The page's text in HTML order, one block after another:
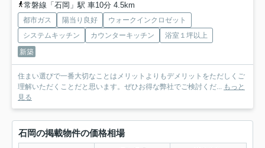
常磐線「石岡」駅 車10分 4.5km
都市ガス 陽当り良好
ウォークインクロゼット
システムキッチン
カウンターキッチン
浴室１坪以上
新築
住まい選びで一番大切なことはメリットよりもデメリットをただしくご
理解いただくことだと思います。ぜひお得な弊社でご検討くだ... もっと
見る
石岡の掲載物件の価格相場